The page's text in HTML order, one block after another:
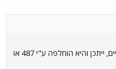
דבר שני: ה-447 נעלמה גם לי מהעיניים, ייתכן והיא הוחלפה ע"י 487 או